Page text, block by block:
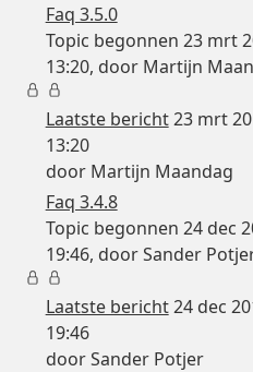
Faq 3.5.0
Topic begonnen 23 mrt
13:20, door Martijn
Laatste bericht23 mrt
13:20
door Martijn Maandag
Faq 3.4.8
Topic begonnen 24 dec
19:46, doorSander
Laatste bericht24 dec
19:46
doorSander Potjer